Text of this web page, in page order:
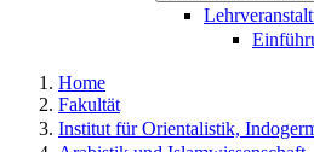
Home
Fakultät
Institut für Orientalistik,